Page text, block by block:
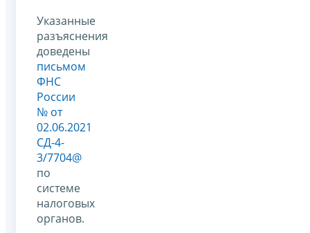
Указанные
разъяснения
доведены
письмом
ФНС
России
№ от
02.06.2021
СД-4-
3/7704@
по
системе
налоговых
органов.